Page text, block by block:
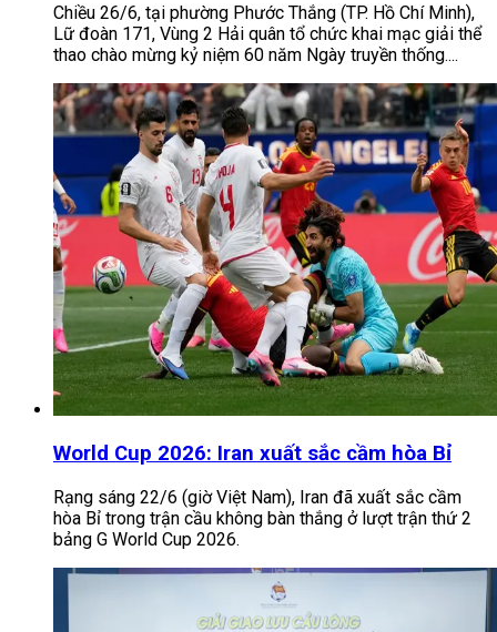
Chiều 26/6, tại phường Phước Thắng (TP. Hồ Chí Minh),
Lữ đoàn 171, Vùng 2 Hải quân tổ chức khai mạc giải thể
thao chào mừng kỷ niệm 60 năm Ngày truyền thống....
World Cup 2026: Iran xuất sắc cầm hòa Bỉ
Rạng sáng 22/6 (giờ Việt Nam), Iran đã xuất sắc cầm
hòa Bỉ trong trận cầu không bàn thắng ở lượt trận thứ 2
bảng G World Cup 2026.